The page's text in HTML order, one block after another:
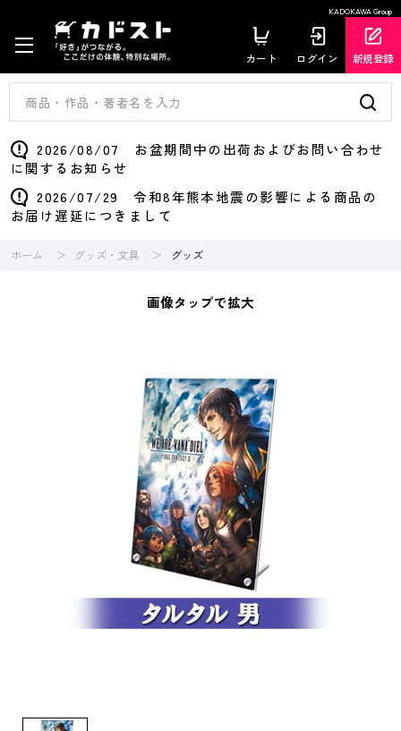
KADOKAWA Group
カート ログイン 新規登録
2026/08/07 お盆期間中の出荷およびお問い合わせ
に関するお知らせ
2026/07/29 令和8年熊本地震の影響による商品の
お届け遅延につきまして
ホーム グッズ・文具 グッズ
画像タップで拡大